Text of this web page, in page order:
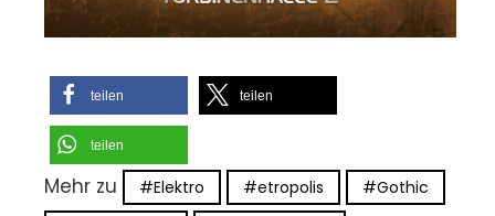
teilen teilen
teilen
Mehr zu #Elektro #etropolis
#Gothic